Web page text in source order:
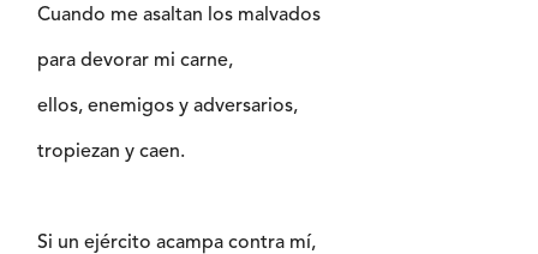
Cuando me asaltan los malvados
para devorar mi carne,
ellos, enemigos y adversarios,
tropiezan y caen.
Si un ejército acampa contra mí,